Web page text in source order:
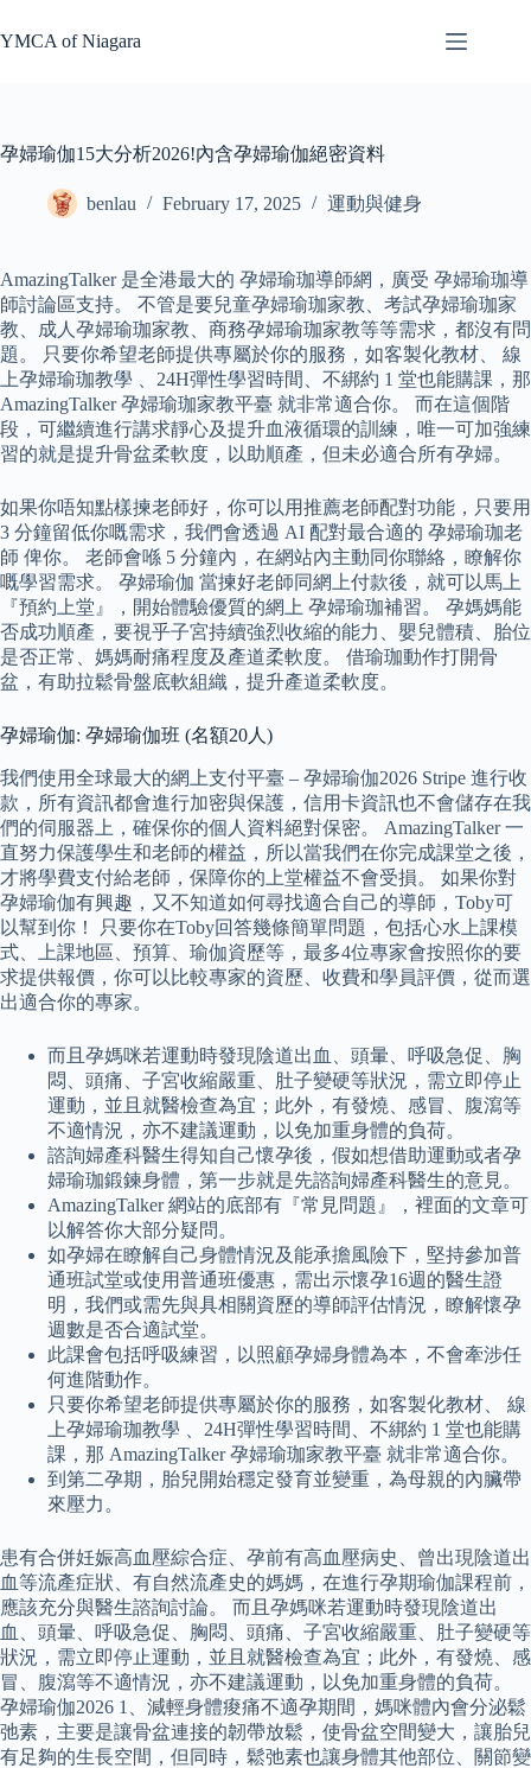
to
content
YMCA of Niagara
孕婦瑜伽15大分析2026!內含孕婦瑜伽絕密資料
benlau February 17, 2025 運動與健身
AmazingTalker 是全港最大的 孕婦瑜珈導師網，廣受 孕婦瑜珈導
師討論區支持。 不管是要兒童孕婦瑜珈家教、考試孕婦瑜珈家
教、成人孕婦瑜珈家教、商務孕婦瑜珈家教等等需求，都沒有問
題。 只要你希望老師提供專屬於你的服務，如客製化教材、 線
上孕婦瑜珈教學 、24H彈性學習時間、不綁約 1 堂也能購課，那
AmazingTalker 孕婦瑜珈家教平臺 就非常適合你。 而在這個階
段，可繼續進行講求靜心及提升血液循環的訓練，唯一可加強練
習的就是提升骨盆柔軟度，以助順產，但未必適合所有孕婦。
如果你唔知點樣揀老師好，你可以用推薦老師配對功能，只要用
3 分鐘留低你嘅需求，我們會透過 AI 配對最合適的 孕婦瑜珈老
師 俾你。 老師會喺 5 分鐘內，在網站內主動同你聯絡，瞭解你
嘅學習需求。 孕婦瑜伽 當揀好老師同網上付款後，就可以馬上
『預約上堂』，開始體驗優質的網上 孕婦瑜珈補習。 孕媽媽能
否成功順產，要視乎子宮持續強烈收縮的能力、嬰兒體積、胎位
是否正常、媽媽耐痛程度及產道柔軟度。 借瑜珈動作打開骨
盆，有助拉鬆骨盤底軟組織，提升產道柔軟度。
孕婦瑜伽: 孕婦瑜伽班 (名額20人)
我們使用全球最大的網上支付平臺 – 孕婦瑜伽2026 Stripe 進行收
款，所有資訊都會進行加密與保護，信用卡資訊也不會儲存在我
們的伺服器上，確保你的個人資料絕對保密。 AmazingTalker 一
直努力保護學生和老師的權益，所以當我們在你完成課堂之後，
才將學費支付給老師，保障你的上堂權益不會受損。 如果你對
孕婦瑜伽有興趣，又不知道如何尋找適合自己的導師，Toby可
以幫到你！ 只要你在Toby回答幾條簡單問題，包括心水上課模
式、上課地區、預算、瑜伽資歷等，最多4位專家會按照你的要
求提供報價，你可以比較專家的資歷、收費和學員評價，從而選
出適合你的專家。
而且孕媽咪若運動時發現陰道出血、頭暈、呼吸急促、胸
悶、頭痛、子宮收縮嚴重、肚子變硬等狀況，需立即停止
運動，並且就醫檢查為宜；此外，有發燒、感冒、腹瀉等
不適情況，亦不建議運動，以免加重身體的負荷。
諮詢婦產科醫生得知自己懷孕後，假如想借助運動或者孕
婦瑜珈鍛鍊身體，第一步就是先諮詢婦產科醫生的意見。
AmazingTalker 網站的底部有『常見問題』，裡面的文章可
以解答你大部分疑問。
如孕婦在瞭解自己身體情況及能承擔風險下，堅持參加普
通班試堂或使用普通班優惠，需出示懷孕16週的醫生證
明，我們或需先與具相關資歷的導師評估情況，瞭解懷孕
週數是否合適試堂。
此課會包括呼吸練習，以照顧孕婦身體為本，不會牽涉任
何進階動作。
只要你希望老師提供專屬於你的服務，如客製化教材、 線
上孕婦瑜珈教學 、24H彈性學習時間、不綁約 1 堂也能購
課，那 AmazingTalker 孕婦瑜珈家教平臺 就非常適合你。
到第二孕期，胎兒開始穩定發育並變重，為母親的內臟帶
來壓力。
患有合併妊娠高血壓綜合症、孕前有高血壓病史、曾出現陰道出
血等流產症狀、有自然流產史的媽媽，在進行孕期瑜伽課程前，
應該充分與醫生諮詢討論。 而且孕媽咪若運動時發現陰道出
血、頭暈、呼吸急促、胸悶、頭痛、子宮收縮嚴重、肚子變硬等
狀況，需立即停止運動，並且就醫檢查為宜；此外，有發燒、感
冒、腹瀉等不適情況，亦不建議運動，以免加重身體的負荷。
孕婦瑜伽2026 1、減輕身體痠痛不適孕期間，媽咪體內會分泌鬆
弛素，主要是讓骨盆連接的韌帶放鬆，使骨盆空間變大，讓胎兒
有足夠的生長空間，但同時，鬆弛素也讓身體其他部位、關節變